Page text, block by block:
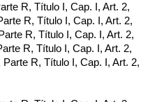
R, Título I, Cap. I, Art. 2,
R, Título I, Cap. I, Art. 2,
R, Título I, Cap. I, Art. 2,
R, Título I, Cap. I, Art. 2,
R, Título I, Cap. I, Art. 2,